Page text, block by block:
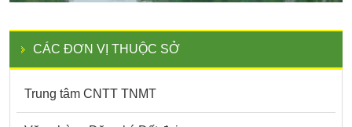
CÁC ĐƠN VỊ THUỘC SỞ
Trung tâm CNTT TNMT